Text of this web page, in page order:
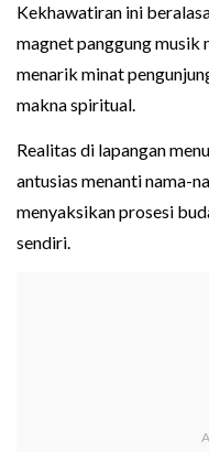
Kekhawatiran ini
magnet panggung
menarik minat
makna spiritual.
Realitas di lapangan
antusias menanti nama-
menyaksikan prosesi
sendiri.